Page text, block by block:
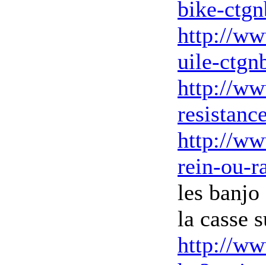
bike-
http://
uile-
http://
http://
rein-ou-
les banjo
la casse
http://